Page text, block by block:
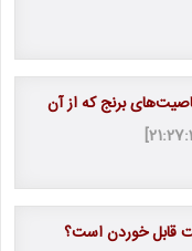
5 خواص برنج ایرانی | خاصیت‎‌های برنج که از آن
قابل خوردن است؟